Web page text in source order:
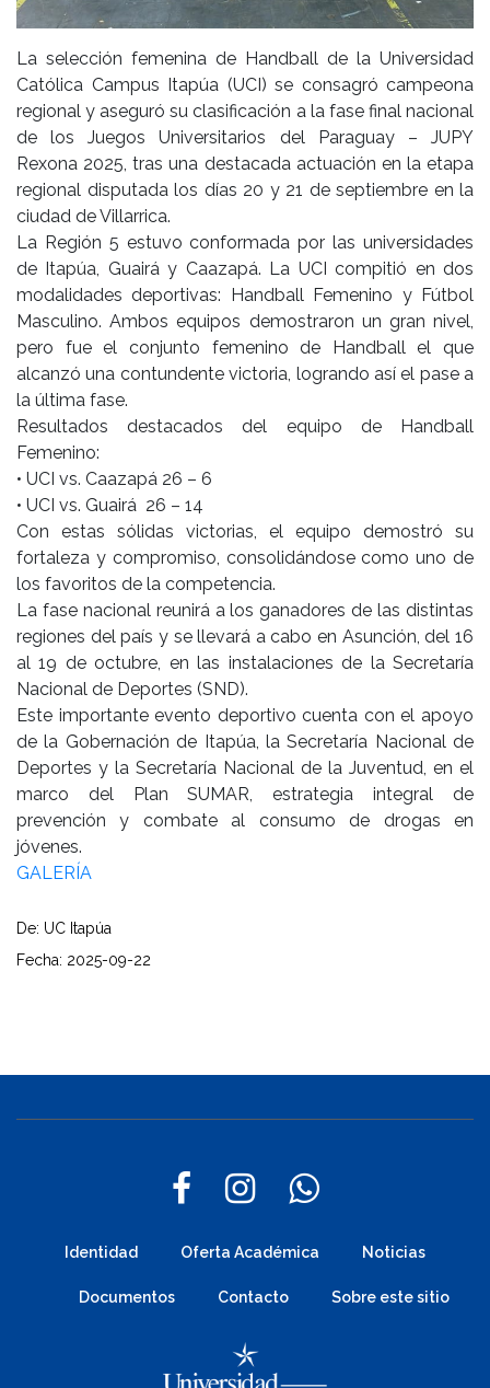
La selección femenina de Handball de la Universidad
Católica Campus Itapúa (UCI) se consagró campeona
regional y aseguró su clasificación a la fase final nacional
de los Juegos Universitarios del Paraguay – JUPY
Rexona 2025, tras una destacada actuación en la etapa
regional disputada los días 20 y 21 de septiembre en la
ciudad de Villarrica.
La Región 5 estuvo conformada por las universidades
de Itapúa, Guairá y Caazapá. La UCI compitió en dos
modalidades deportivas: Handball Femenino y Fútbol
Masculino. Ambos equipos demostraron un gran nivel,
pero fue el conjunto femenino de Handball el que
alcanzó una contundente victoria, logrando así el pase a
la última fase.
Resultados destacados del equipo de Handball
Femenino:
• UCI vs. Caazapá 26 – 6
• UCI vs. Guairá 26 – 14
Con estas sólidas victorias, el equipo demostró su
fortaleza y compromiso, consolidándose como uno de
los favoritos de la competencia.
La fase nacional reunirá a los ganadores de las distintas
regiones del país y se llevará a cabo en Asunción, del 16
al 19 de octubre, en las instalaciones de la Secretaría
Nacional de Deportes (SND).
Este importante evento deportivo cuenta con el apoyo
de la Gobernación de Itapúa, la Secretaría Nacional de
Deportes y la Secretaría Nacional de la Juventud, en el
marco del Plan SUMAR, estrategia integral de
prevención y combate al consumo de drogas en
jóvenes.
GALERÍA
De: UC Itapúa
Fecha: 2025-09-22
Identidad Oferta Académica Noticias
Documentos Contacto Sobre este sitio